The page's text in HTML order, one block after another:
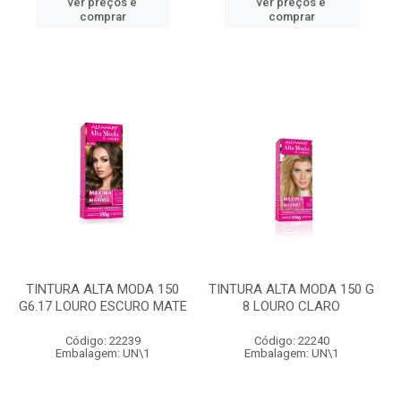
comprar
comprar
TINTURA ALTA MODA 150
G6.17 LOURO ESCURO MATE
Código: 22239
Embalagem: UN\1
TINTURA ALTA MODA 150 G
8 LOURO CLARO
Código: 22240
Embalagem: UN\1